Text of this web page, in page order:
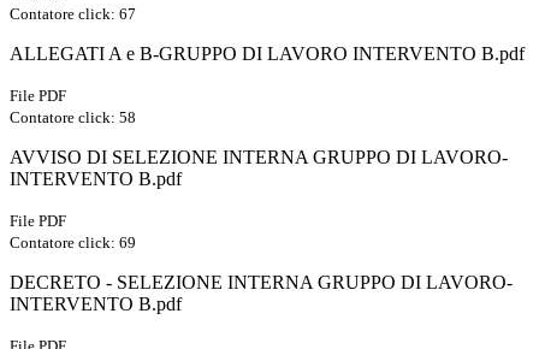
Contatore click: 67
ALLEGATI A e B-GRUPPO DI LAVORO INTERVENTO B.pdf
File PDF
Contatore click: 58
AVVISO DI SELEZIONE INTERNA GRUPPO DI LAVORO-
INTERVENTO B.pdf
File PDF
Contatore click: 69
DECRETO - SELEZIONE INTERNA GRUPPO DI LAVORO-
INTERVENTO B.pdf